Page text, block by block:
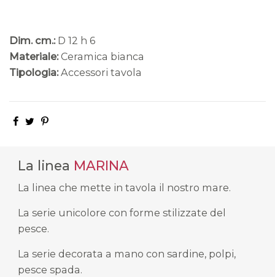
Dim. cm.: D 12 h 6
Materiale: Ceramica bianca
Tipologia: Accessori tavola
La linea MARINA
La linea che mette in tavola il nostro mare.
La serie unicolore con forme stilizzate del
pesce.
La serie decorata a mano con sardine, polpi,
pesce spada.